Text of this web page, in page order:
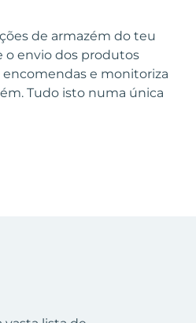
de armazém do teu
o envio dos produtos
e monitoriza
Tudo isto numa única